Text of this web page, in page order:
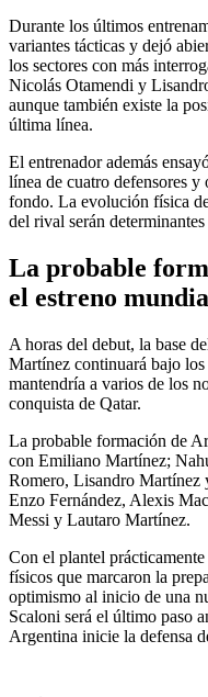
Durante los últimos
variantes tácticas y dejó
los sectores con más
Nicolás Otamendi y
aunque también existe la
última línea.
El entrenador además
línea de cuatro defensores
fondo. La evolución física
del rival serán
La probable
el estreno
A horas del debut, la base
Martínez continuará bajo
mantendría a varios de los
conquista de Qatar.
La probable formación de
con Emiliano Martínez;
Romero, Lisandro Martínez
Enzo Fernández, Alexis
Messi y Lautaro Martínez.
Con el plantel
físicos que marcaron la
optimismo al inicio de una
Scaloni será el último paso
Argentina inicie la defensa